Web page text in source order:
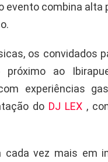
evento combina
os convidados
próximo ao
experiências
do DJ LEX ,
cada vez mais em